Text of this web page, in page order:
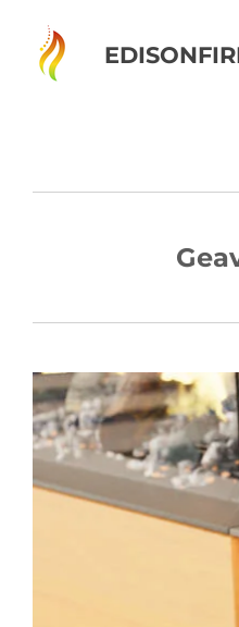
direct
naar